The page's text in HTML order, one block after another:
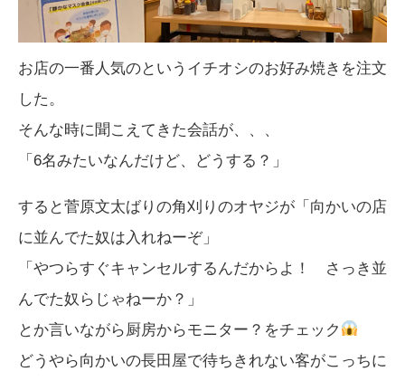
お店の一番人気のというイチオシのお好み焼きを注文
した。
そんな時に聞こえてきた会話が、、、
「6名みたいなんだけど、どうする？」
すると菅原文太ばりの角刈りのオヤジが「向かいの店
に並んでた奴は入れねーぞ」
「やつらすぐキャンセルするんだからよ！ さっき並
んでた奴らじゃねーか？」
とか言いながら厨房からモニター？をチェック
どうやら向かいの長田屋で待ちきれない客がこっちに